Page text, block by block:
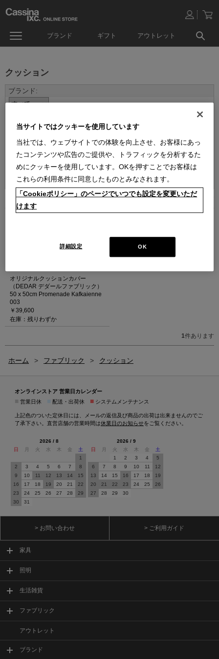
ブランド ギフト アウトレット
クッション
並べ替え：
1件あります
オリジナルクッションカバー
（DEDAR デダールファブリック）
50 x 50cm Promenade Kafkaienne
003
￥39,600
在庫：残りわずか
1件あります
ホーム > ファブリック > クッション
オンラインストア 営業日カレンダー
営業日休 配送・出荷休 ■ システムメンテナンス
上記色のついた定休日には、メールの返信及び商品の出荷は出来ませんのでご
了承下さい。直営店舗の営業時間は休業日のお知らせをご覧ください。
2026 / 8
日
月 火 水 木 金
土
1
2
3 4 5 6 7
8
9
10 11 12 13 14
15
16
17 18 19 20 21
22
23
24 25 26 27 28
29
30
31
2026 / 9
日
月 火 水 木 金
土
1
2 3 4
5
6
7 8 9 10 11
12
13
14 15 16 17 18
19
20
21 22 23 24 25
26
27
28 29 30
> お問い合わせ > ご利用ガイド
家具
照明
生活雑貨
ファブリック
アウトレット
ブランド
当サイトではクッキーを使用しています
当社では、ウェブサイトでの体験を向上させ、お客様にあっ
たコンテンツや広告のご提供や、トラフィックを分析するた
めにクッキーを使用しています。OKを押すことでお客様は
これらの利用条件に同意したものとみなされます。
「Cookieポリシー」のページでいつでも設定を変更いただ
けます
OK
詳細設定